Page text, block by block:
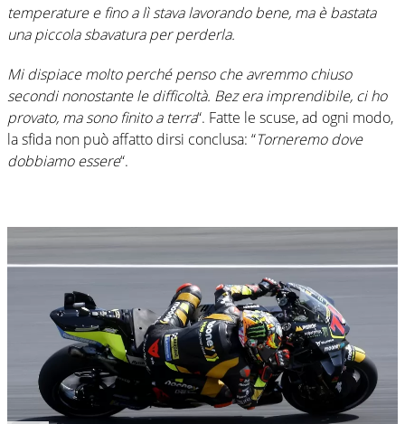
temperature e fino a lì stava lavorando bene, ma è bastata
una piccola sbavatura per perderla.
Mi dispiace molto perché penso che avremmo chiuso
secondi nonostante le difficoltà. Bez era imprendibile, ci ho
provato, ma sono finito a terra“. Fatte le scuse, ad ogni modo,
la sfida non può affatto dirsi conclusa: “Torneremo dove
dobbiamo essere“.